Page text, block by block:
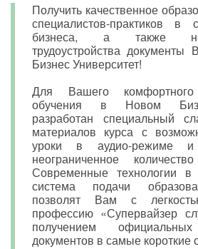
Получить качественное
специалистов-практиков в
бизнеса, а также
трудоустройства
Бизнес Университет!
Для Вашего
обучения в Новом
разработан специальный
материалов курса с
уроки в аудио-режиме и
неограниченное
Современные технологии в
система подачи
позволят Вам с
профессию «Супервайзер
получением
документов в самые короткие